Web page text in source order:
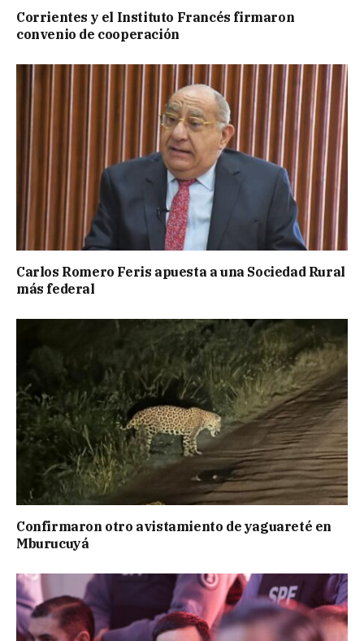
Corrientes y el Instituto Francés firmaron
convenio de cooperación
Carlos Romero Feris apuesta a una Sociedad Rural
más federal
Confirmaron otro avistamiento de yaguareté en
Mburucuyá